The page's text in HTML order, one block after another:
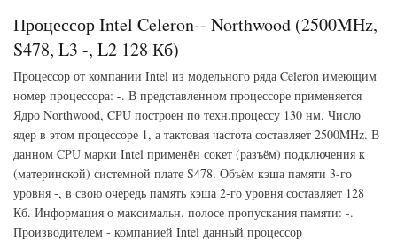
Процессор Intel Celeron-- Northwood (2500MHz,
S478, L3 -, L2 128 Кб)
Процессор от компании Intel из модельного ряда Celeron имеющим
номер процессора: -. В представленном процессоре применяется
Ядро Northwood, CPU построен по техн.процессу 130 нм. Число
ядер в этом процессоре 1, а тактовая частота составляет 2500MHz. В
данном CPU марки Intel применён сокет (разъём) подключения к
(материнской) системной плате S478. Объём кэша памяти 3-го
уровня -, в свою очередь память кэша 2-го уровня составляет 128
Кб. Информация о максимальн. полосе пропускания памяти: -.
Производителем - компанией Intel данный процессор